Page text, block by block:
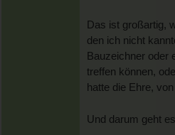
Das ist großartig,
den ich nicht
Bauzeichner oder
treffen können,
hatte die Ehre,
Und darum geht